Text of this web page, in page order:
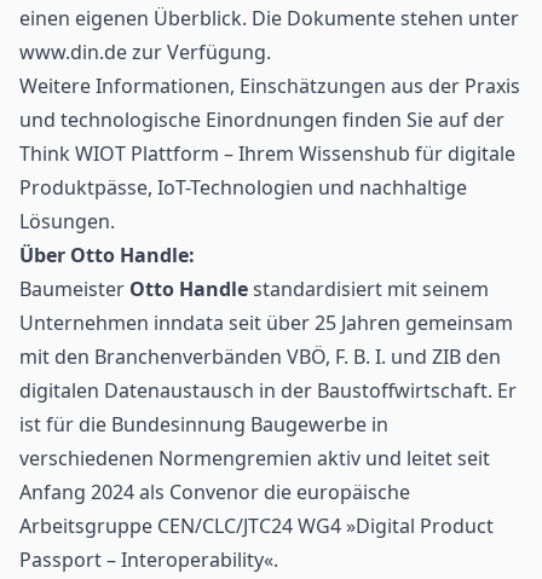
einen eigenen Überblick. Die Dokumente stehen unter
www.din.dezur Verfügung.
Weitere Informationen, Einschätzungen aus der Praxis
und technologische Einordnungen finden Sie auf der
Think WIOT Plattform – Ihrem Wissenshub für digitale
Produktpässe, IoT-Technologien und nachhaltige
Lösungen.
Über Otto Handle:
Baumeister Otto Handlestandardisiert mit seinem
Unternehmen inndata seit über 25 Jahren gemeinsam
mit den Branchenverbänden VBÖ, F. B. I. und ZIB den
digitalen Datenaustausch in der Baustoffwirtschaft. Er
ist für die Bundesinnung Baugewerbe in
verschiedenen Normengremien aktiv und leitet seit
Anfang 2024 als Convenor die europäische
Arbeitsgruppe CEN/CLC/JTC24 WG4 »Digital Product
Passport – Interoperability«.